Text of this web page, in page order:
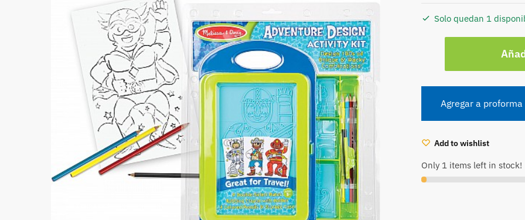
Solo quedan 1
Diseño
(MD8358)
cantidad
Agregar a proforma
Add to wishlist
Only 1 items left in stock!